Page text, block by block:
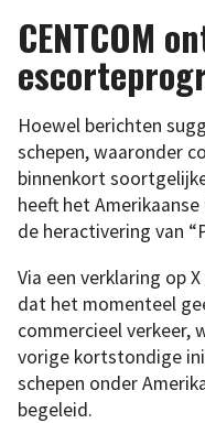
CENTCOM
Hoewel berichten
schepen, waaronder
binnenkort
heeft het Amerikaanse
de heractivering van
Via een verklaring op
dat het momenteel
commercieel verkeer,
vorige kortstondige
schepen onder
begeleid.